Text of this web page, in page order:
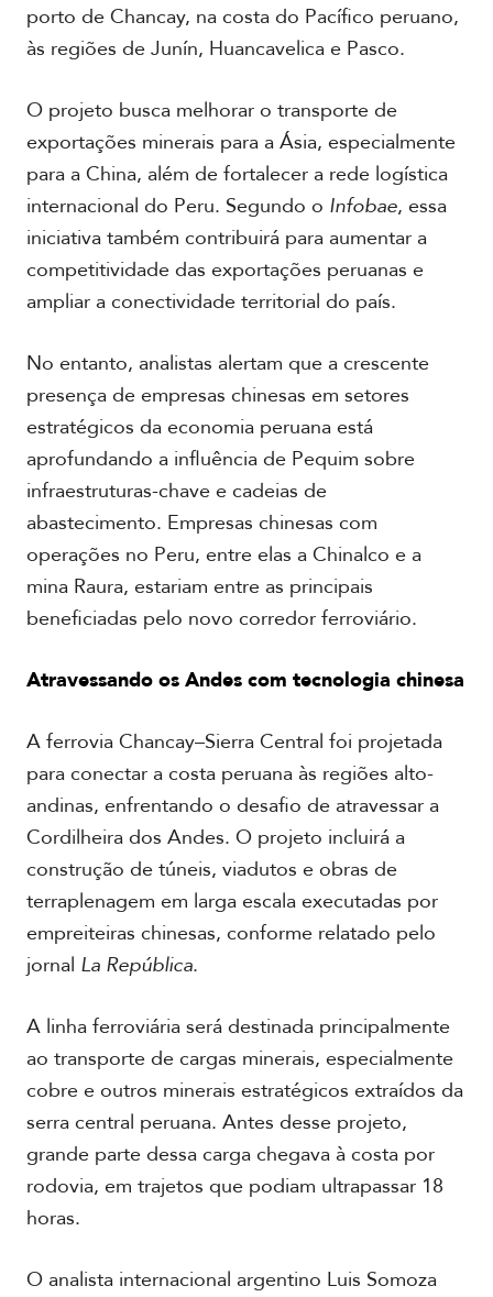
C
e
r
a
C
a
r
b
porto de Chancay, na costa do Pacífico peruano,
às regiões de Junín, Huancavelica e Pasco.
O projeto busca melhorar o transporte de
exportações minerais para a Ásia, especialmente
para a China, além de fortalecer a rede logística
internacional do Peru. Segundo o Infobae, essa
iniciativa também contribuirá para aumentar a
competitividade das exportações peruanas e
ampliar a conectividade territorial do país.
No entanto, analistas alertam que a crescente
presença de empresas chinesas em setores
estratégicos da economia peruana está
aprofundando a influência de Pequim sobre
infraestruturas-chave e cadeias de
abastecimento. Empresas chinesas com
operações no Peru, entre elas a Chinalco e a
mina Raura, estariam entre as principais
beneficiadas pelo novo corredor ferroviário.
Atravessando os Andes com tecnologia chinesa
A ferrovia Chancay–Sierra Central foi projetada
para conectar a costa peruana às regiões alto-
andinas, enfrentando o desafio de atravessar a
Cordilheira dos Andes. O projeto incluirá a
construção de túneis, viadutos e obras de
terraplenagem em larga escala executadas por
empreiteiras chinesas, conforme relatado pelo
jornal La República.
A linha ferroviária será destinada principalmente
ao transporte de cargas minerais, especialmente
cobre e outros minerais estratégicos extraídos da
serra central peruana. Antes desse projeto,
grande parte dessa carga chegava à costa por
rodovia, em trajetos que podiam ultrapassar 18
horas.
O analista internacional argentino Luis Somoza